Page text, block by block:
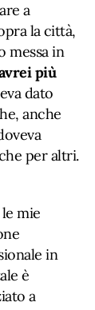
a
la città,
messa in
più
dato
anche
per altri.
mie
in
è
a